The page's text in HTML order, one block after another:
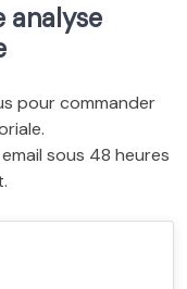
analyse
pour commander
sous 48 heures